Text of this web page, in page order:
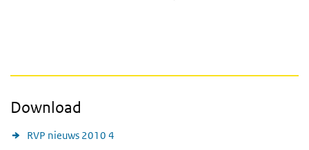
Download
RVP nieuws 2010 4